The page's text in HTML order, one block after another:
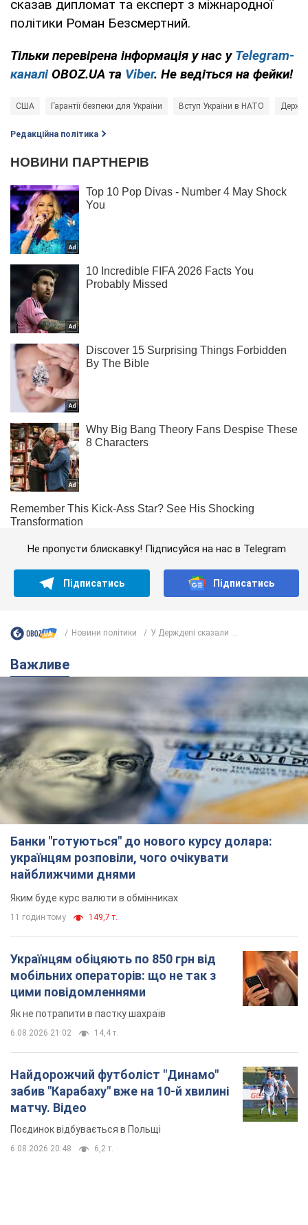
сказав дипломат та експерт з міжнародної
політики Роман Безсмертний.
Тільки перевірена інформація у нас у Telegram-
каналі OBOZ.UA та Viber. Не ведіться на фейки!
США Гарантії безпеки для України Вступ України в НАТО
Редакційна політика
Не пропусти блискавку! Підписуйся на нас в Telegram
Підписатись Підписатись
Новини політики У Держдепі сказали ...
Важливе
Банки "готуються" до нового курсу долара:
українцям розповіли, чого очікувати
найближчими днями
Яким буде курс валюти в обмінниках
11 годин тому 149,7 т.
Українцям обіцяють по 850 грн від
мобільних операторів: що не так з
цими повідомленнями
Як не потрапити в пастку шахраїв
6.08.2026 21:02 14,4 т.
Найдорожчий футболіст "Динамо"
забив "Карабаху" вже на 10-й хвилині
матчу. Відео
Поєдинок відбувається в Польщі
6.08.2026 20:48 6,2 т.